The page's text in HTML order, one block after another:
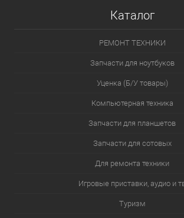
Каталог
РЕМОНТ ТЕХНИКИ
Запчасти для ноутбуков
Уценка (Б/У товары)
Компьютерная техника
Запчасти для планшетов
Запчасти для сотовых
Для ремонта техники
Игровые приставки, аудио и
Туризм